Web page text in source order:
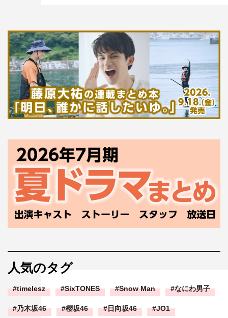
人気のタグ
timelesz SixTONES Snow Man なにわ男子
乃木坂46 櫻坂46 日向坂46 JO1